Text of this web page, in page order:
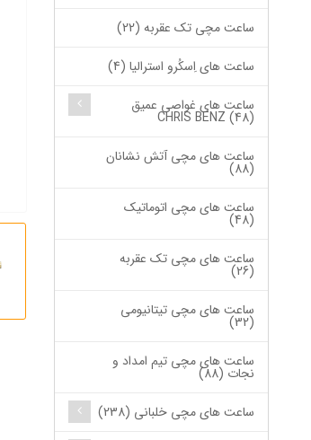
ساعت مچی تک عقربه (22)
ساعت های اِسکُرو استرالیا (4)
ساعت های غواصی عمیق
CHRIS BENZ (48)
ساعت های مچی آتش نشانان
(88)
ساعت های مچی اتوماتیک
(48)
ساعت های مچی تک عقربه
(26)
ساعت های مچی تیتانیومی
(32)
ساعت های مچی تیم امداد و
نجات (88)
ساعت های مچی خلبانی (238)